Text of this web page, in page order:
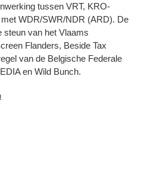
tussen VRT, KRO-
WDR/SWR/NDR (ARD). De
steun van het Vlaams
Flanders, Beside Tax
van de Belgische Federale
en Wild Bunch.